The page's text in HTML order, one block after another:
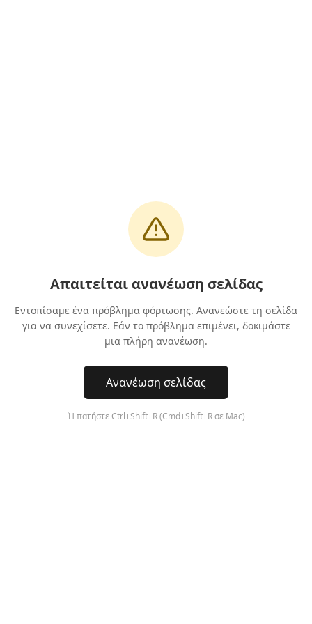
Απαιτείται ανανέωση σελίδας
Εντοπίσαμε ένα πρόβλημα φόρτωσης. Ανανεώστε τη σελίδα
για να συνεχίσετε. Εάν το πρόβλημα επιμένει, δοκιμάστε
μια πλήρη ανανέωση.
Ανανέωση σελίδας
Ή πατήστε Ctrl+Shift+R (Cmd+Shift+R σε Mac)